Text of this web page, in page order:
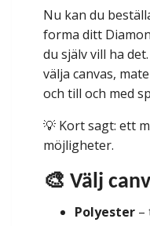
Nu kan du
forma ditt
du själv vill ha
välja canvas,
och till och med
💡 Kort sagt: ett
möjligheter.
🎨 Välj
Polyester –